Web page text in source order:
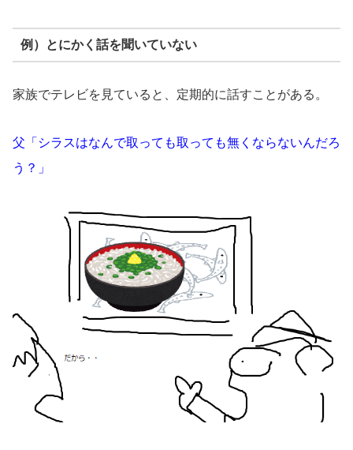
例）とにかく話を聞いていない
家族でテレビを見ていると、定期的に話すことがある。
父「シラスはなんで取っても取っても無くならないんだろ
う？」